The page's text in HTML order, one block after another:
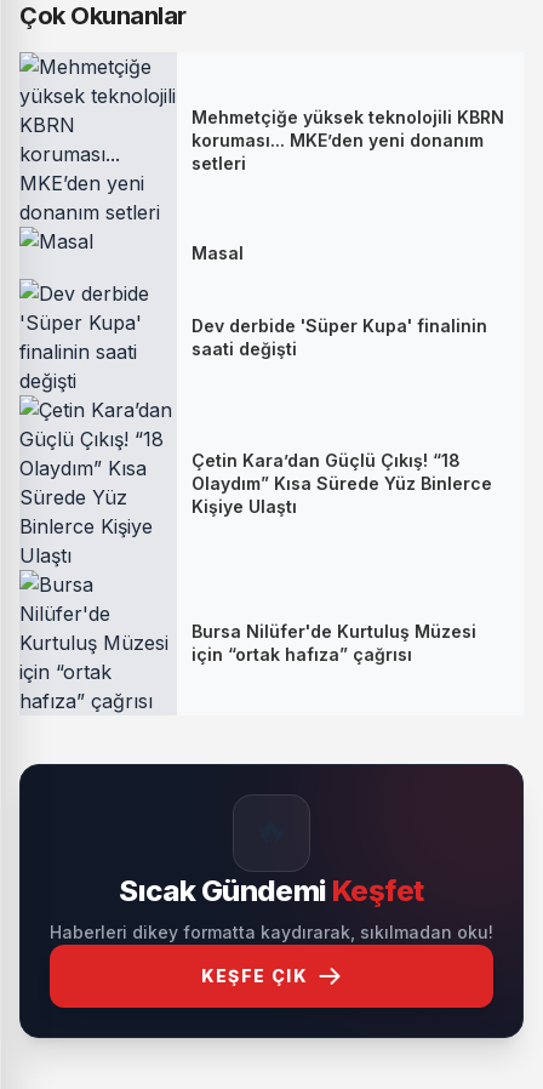
Çok Okunanlar
Mehmetçiğe yüksek teknolojili KBRN
koruması... MKE’den yeni donanım
setleri
Masal
Dev derbide 'Süper Kupa' finalinin
saati değişti
Çetin Kara’dan Güçlü Çıkış! “18
Olaydım” Kısa Sürede Yüz Binlerce
Kişiye Ulaştı
Bursa Nilüfer'de Kurtuluş Müzesi
için “ortak hafıza” çağrısı
Sıcak Gündemi Keşfet
Haberleri dikey formatta kaydırarak, sıkılmadan oku!
KEŞFE ÇIK